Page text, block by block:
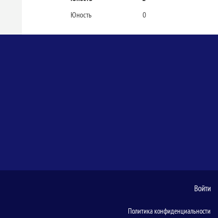
Юность
0
Войти
Политика конфиденциальности